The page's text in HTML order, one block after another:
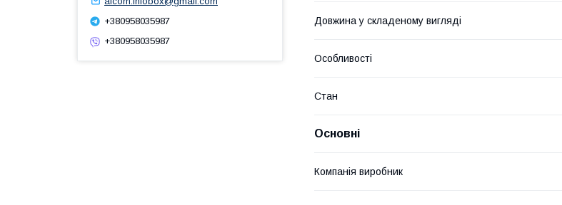
Довжина у складеному вигляді
Особливості
Стан
Основні
Компанія виробник
+380958035987
+380958035987